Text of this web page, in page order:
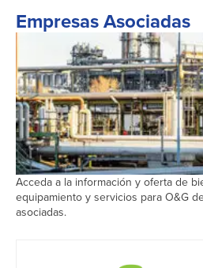
Empresas Asociadas
Acceda a la información y oferta de
equipamiento y servicios para O&G
asociadas.